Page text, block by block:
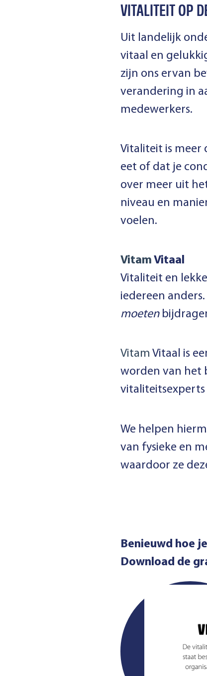
VITALITEIT OP
Uit landelijk
vitaal en
zijn ons ervan
verandering in
medewerkers.
Vitaliteit is meer
eet of dat je
over meer uit
niveau en
voelen.
Vitam Vitaal
Vitaliteit en
iedereen
moeten
Vitam Vitaal is
worden van het
We helpen
van fysieke en
waardoor ze
Benieuwd hoe
Download de